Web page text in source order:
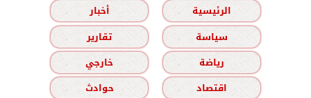
الرئيسية
أخبار
سياسة
تقارير
رياضة
خارجي
اقتصاد
حوادث